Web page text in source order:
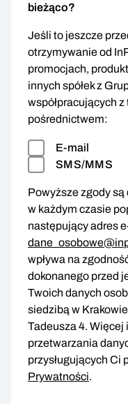
bieżąco?
Jeśli to jeszcze
otrzymywanie od
promocjach,
innych spółek z
współpracujących z
pośrednictwem:
E-mail
SMS/MMS
Powyższe zgody
w każdym czasie
następujący adres
wpływa na
dokonanego przed
Twoich danych
siedzibą w
Tadeusza 4.
przetwarzania
przysługujących Ci
Prywatności.